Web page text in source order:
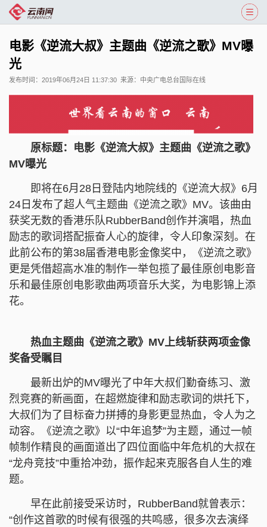
电影《逆流大叔》主题曲《逆流之歌》MV曝
光
发布时间： 2019年06月24日 11:37:30 来源： 中央广电总台国际在线
原标题：电影《逆流大叔》主题曲《逆流之歌》
MV曝光
即将在6月28日登陆内地院线的《逆流大叔》6月
24日发布了超人气主题曲《逆流之歌》MV。该曲由
获奖无数的香港乐队RubberBand创作并演唱，热血
励志的歌词搭配振奋人心的旋律，令人印象深刻。在
此前公布的第38届香港电影金像奖中，《逆流之歌》
更是凭借超高水准的制作一举包揽了最佳原创电影音
乐和最佳原创电影歌曲两项音乐大奖，为电影锦上添
花。
热血主题曲《逆流之歌》MV上线斩获两项金像
奖备受瞩目
最新出炉的MV曝光了中年大叔们勤奋练习、激
烈竞赛的新画面，在超燃旋律和励志歌词的烘托下，
大叔们为了目标奋力拼搏的身影更显热血，令人为之
动容。《逆流之歌》以“中年追梦”为主题，通过一帧
帧制作精良的画面道出了四位面临中年危机的大叔在
“龙舟竞技”中重拾冲劲，振作起来克服各自人生的难
题。
早在此前接受采访时，RubberBand就曾表示：
“创作这首歌的时候有很强的共鸣感，很多次去演绎